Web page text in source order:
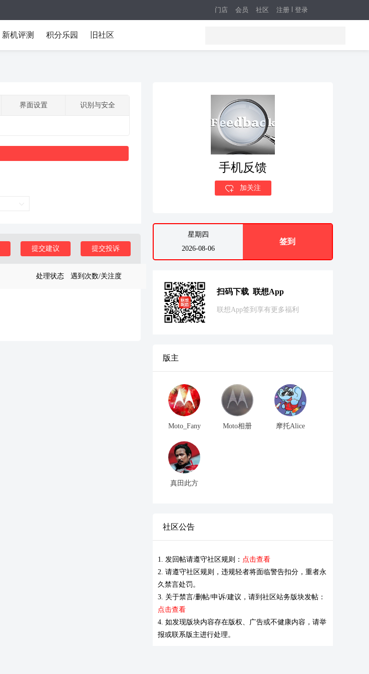
注册 登录
门店 会员 社区
新机评测 积分乐园 旧社区
界面设置 识别与安全
提交投诉
提交建议
处理状态 遇到次数/关注度
手机反馈
加关注
星期四
2026-08-06
签到
扫码下载 联想App
联想App签到享有更多福利
版主
Moto_Fany Moto相册 摩托Alice
真田此方
社区公告
1. 发回帖请遵守社区规则： 点击查看
2. 请遵守社区规则，违规轻者将面临警告扣分，重者永
久禁言处罚。
3. 关于禁言/删帖/申诉/建议，请到社区站务版块发帖：
点击查看
4. 如发现版块内容存在版权、广告或不健康内容，请举
报或联系版主进行处理。